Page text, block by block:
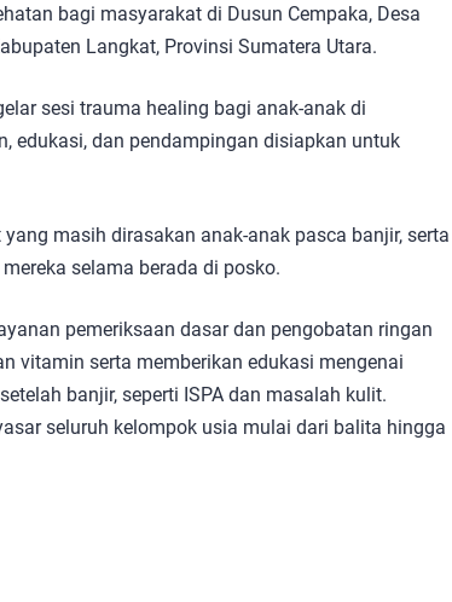
bagi masyarakat di Dusun Cempaka, Desa
Langkat, Provinsi Sumatera Utara.
sesi trauma healing bagi anak-anak di
edukasi, dan pendampingan disiapkan untuk
masih dirasakan anak-anak pasca banjir, serta
selama berada di posko.
pemeriksaan dasar dan pengobatan ringan
vitamin serta memberikan edukasi mengenai
banjir, seperti ISPA dan masalah kulit.
seluruh kelompok usia mulai dari balita hingga